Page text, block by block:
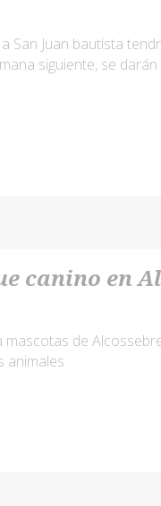
San Juan bautista
siguiente, se
canino en
mascotas de
animales